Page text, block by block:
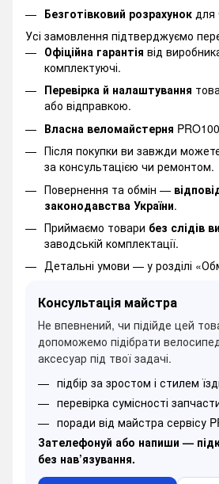
Безготівковий розрахунок для
Усі замовлення підтверджуємо
Офіційна гарантія від
комплектуючі.
Перевірка й налаштування
або відправкою.
Власна веломайстерня
Після покупки ви завжди
за консультацією чи ремонтом.
Повернення та обмін —
законодавства України.
Приймаємо товари без слідів
заводській комплектації.
Детальні умови — у розділі
Консультація майстра
Не впевнений, чи підійде цей
допоможемо підібрати
аксесуар під твої задачі.
підбір за зростом і стилем
перевірка сумісності
поради від майстра сервісу
Зателефонуй або напиши —
без нав’язування.